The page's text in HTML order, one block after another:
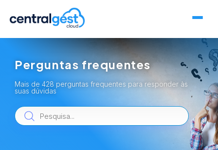
Perguntas frequentes
Mais de 428 perguntas frequentes para responder às
suas dúvidas